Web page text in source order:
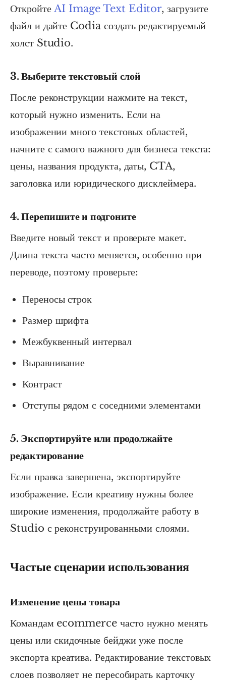
Откройте AI Image Text Editor, загрузите
файл и дайте Codia создать редактируемый
холст Studio.
3. Выберите текстовый слой
После реконструкции нажмите на текст,
который нужно изменить. Если на
изображении много текстовых областей,
начните с самого важного для бизнеса текста:
цены, названия продукта, даты, CTA,
заголовка или юридического дисклеймера.
4. Перепишите и подгоните
Введите новый текст и проверьте макет.
Длина текста часто меняется, особенно при
переводе, поэтому проверьте:
Переносы строк
Размер шрифта
Межбуквенный интервал
Выравнивание
Контраст
Отступы рядом с соседними элементами
5. Экспортируйте или продолжайте
редактирование
Если правка завершена, экспортируйте
изображение. Если креативу нужны более
широкие изменения, продолжайте работу в
Studio с реконструированными слоями.
Частые сценарии использования
Изменение цены товара
Командам ecommerce часто нужно менять
цены или скидочные бейджи уже после
экспорта креатива. Редактирование текстовых
слоев позволяет не пересобирать карточку